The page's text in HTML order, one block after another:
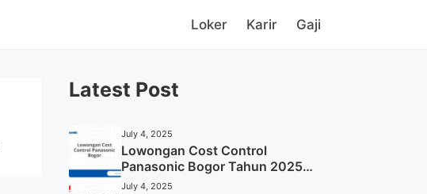
Loker Karir Gaji
Latest Post
July 4, 2025
Lowongan Cost Control
Panasonic Bogor Tahun 2025
(Lamar Sekarang)
July 4, 2025